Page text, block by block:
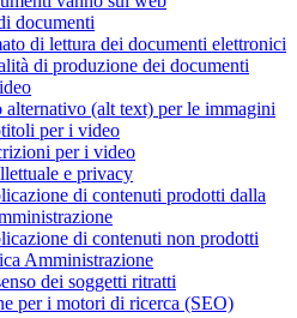
documenti
di lettura dei documenti elettronici
di produzione dei documenti
alternativo (alt text) per le immagini
per i video
per i video
e privacy
di contenuti prodotti dalla
di contenuti non prodotti
Amministrazione
dei soggetti ritratti
per i motori di ricerca (SEO)